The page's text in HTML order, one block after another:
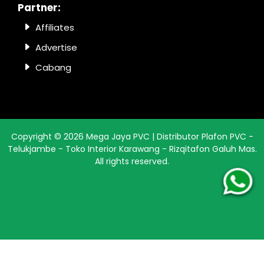
Partner:
Affiliates
Advertise
Cabang
Copyright © 2026 Mega Jaya PVC | Distributor Plafon PVC -
Telukjambe - Toko Interior Karawang - Rizqitafon Galuh Mas.
All rights reserved.